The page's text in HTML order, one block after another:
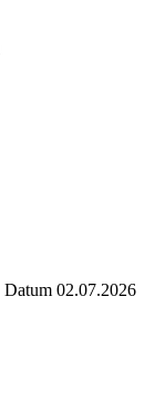
Datum 02.07.2026